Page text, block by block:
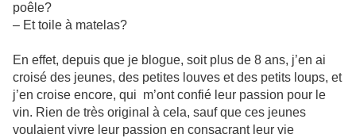
poêle?
– Et toile à matelas?
En effet, depuis que je blogue, soit plus de 8 ans, j’en ai
croisé des jeunes, des petites louves et des petits loups, et
j’en croise encore, qui m’ont confié leur passion pour le
vin. Rien de très original à cela, sauf que ces jeunes
voulaient vivre leur passion en consacrant leur vie